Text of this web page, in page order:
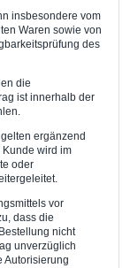
insbesondere vom
Waren sowie von
des
die
ist innerhalb der
ergänzend
wird im
oder
vor
dass die
nicht
unverzüglich
Autorisierung